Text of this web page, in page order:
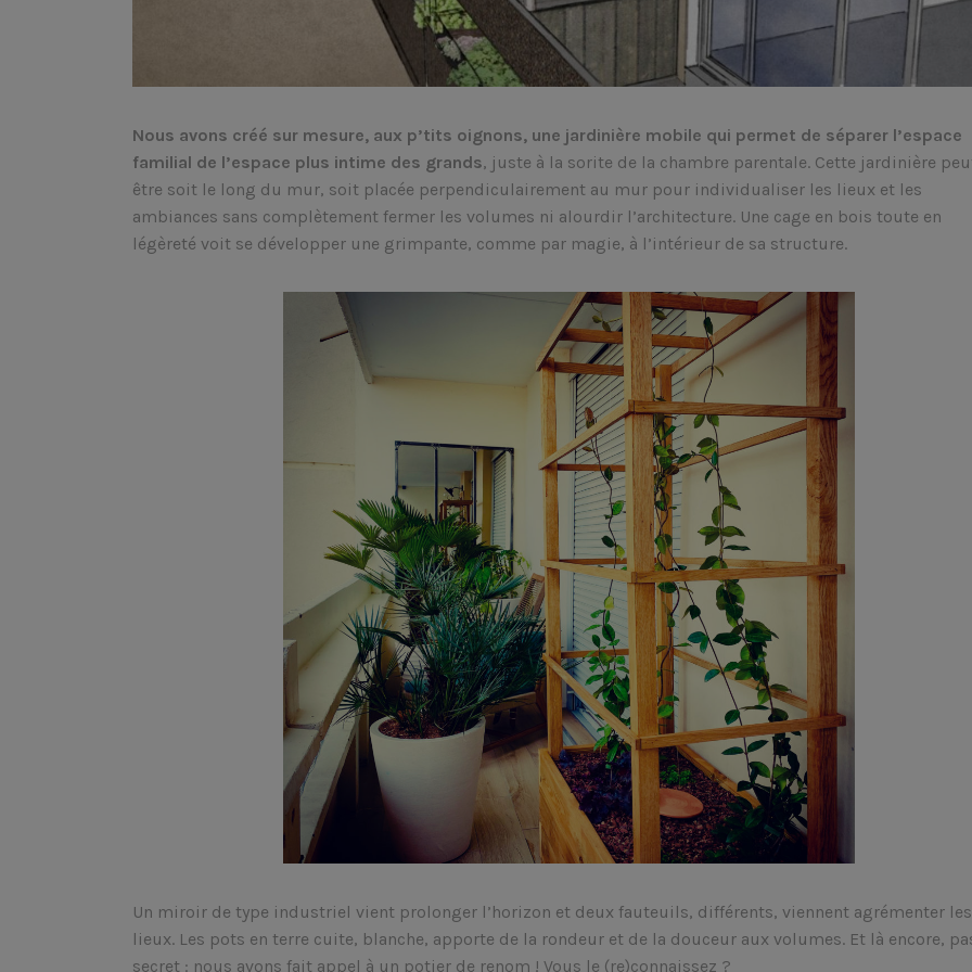
Nous avons créé sur mesure, aux p’tits oignons, une jardinière mobile qui permet de séparer l’espace
familial de l’espace plus intime des grands, juste à la sorite de la chambre parentale. Cette jardinière
être soit le long du mur, soit placée perpendiculairement au mur pour individualiser les lieux et les
ambiances sans complètement fermer les volumes ni alourdir l’architecture. Une cage en bois toute en
légèreté voit se développer une grimpante, comme par magie, à l’intérieur de sa structure.
Un miroir de type industriel vient prolonger l’horizon et deux fauteuils, différents, viennent agrémenter les
lieux. Les pots en terre cuite, blanche, apporte de la rondeur et de la douceur aux volumes. Et là encore,
secret : nous avons fait appel à un potier de renom ! Vous le (re)connaissez ?